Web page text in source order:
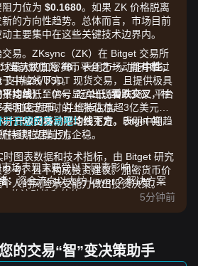
阻力位为 $0.1680。如果 ZK 价格脱离
的方向性趋势。总体而言，市场目前
主要集中在这些关键技术边界内。
当前数值为48，表明市场动能中性，
中轴线下方。
均线）：信号显示出现看跌交叉，柱
明缺乏即时的上涨动力。
易于50日移动平均线下方，表明中期趋
短期支撑上方企稳。
场表现主要受以下因素影响：
：资金流向以太坊 Layer 2 解决方案
的流动性和估值。
变化做出反应。
易。ZKsync（ZK）在 Bitget 交易所
最大的加密货币平台之一，拥有超过
支持 ZK/USDT 现货交易，且提供极具
挂单低至0%，吃单低至0.03%。平台
加密货币，并维持估值超3亿美元的
开放交易，流动性充足。Bitget 的
持续位居前列。
启您的交易吧！
图表数据和技术指标，由 Bitget 研究
考，且不构成投资建议。加密货币价
人的风险承受能力做出投资决策。
5分钟前
的交易“智”变决策助手